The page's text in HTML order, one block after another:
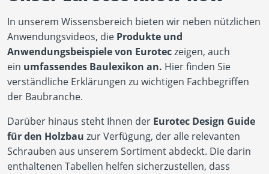
In unserem Wissensbereich bieten wir neben nützlichen
Anwendungsvideos, die Produkte und
Anwendungsbeispiele von Euroteczeigen, auch
ein umfassendes Baulexikon an. Hier finden Sie
verständliche Erklärungen zu wichtigen Fachbegriffen
der Baubranche.
Darüber hinaus steht Ihnen der Eurotec Design Guide
für den Holzbau zur Verfügung, der alle relevanten
Schrauben aus unserem Sortiment abdeckt. Die darin
enthaltenen Tabellen helfen sicherzustellen, dass